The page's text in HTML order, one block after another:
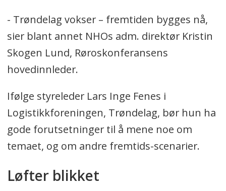
- Trøndelag vokser – fremtiden bygges nå,
sier blant annet NHOs adm. direktør Kristin
Skogen Lund, Røroskonferansens
hovedinnleder.
Ifølge styreleder Lars Inge Fenes i
Logistikkforeningen, Trøndelag, bør hun ha
gode forutsetninger til å mene noe om
temaet, og om andre fremtids-scenarier.
Løfter blikket